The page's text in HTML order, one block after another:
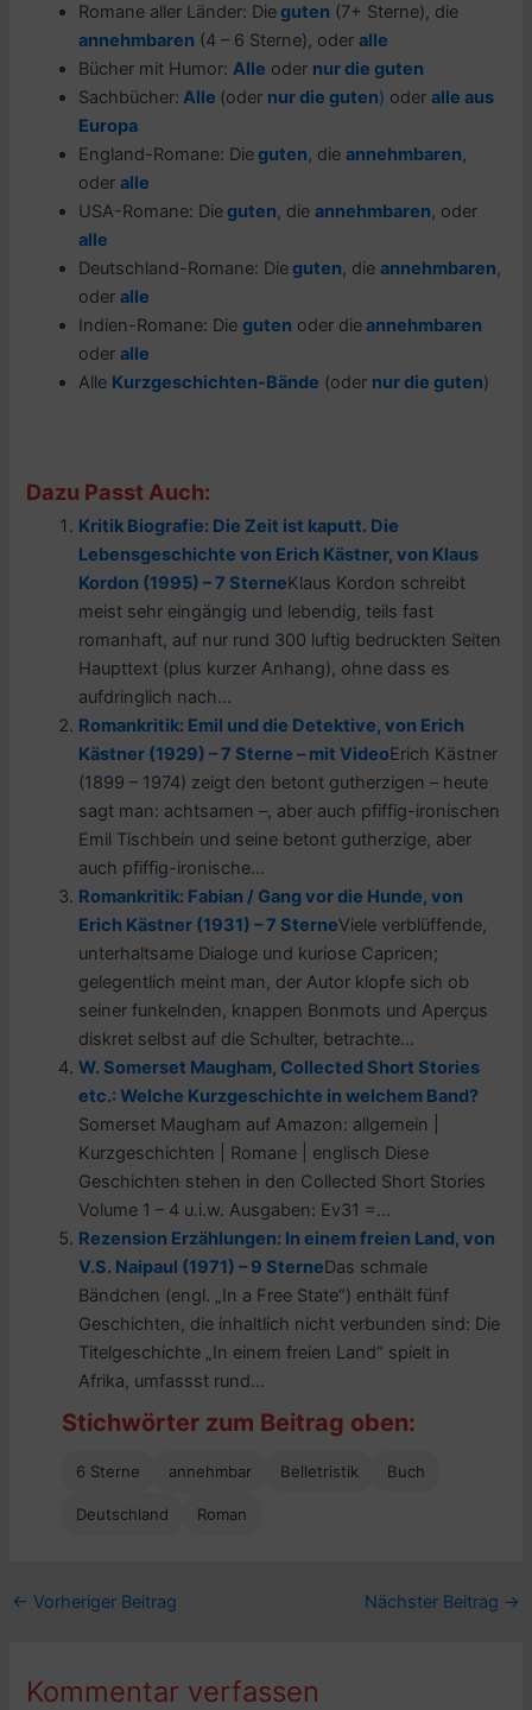
Romane aller Länder: Dieguten (7+ Sterne), die
annehmbaren (4 – 6 Sterne), oderalle
Bücher mit Humor:Alle oder nur die guten
Sachbücher: Alle (oder nur die guten) oderalle aus
Europa
England-Romane: Dieguten, dieannehmbaren,
oderalle
USA-Romane: Dieguten, dieannehmbaren, oder
alle
Deutschland-Romane: Dieguten, dieannehmbaren,
oderalle
Indien-Romane: Dieguten oder dieannehmbaren
oderalle
Alle Kurzgeschichten-Bände (oder nur die guten)
Dazu Passt Auch:
Kritik Biografie: Die Zeit ist kaputt. Die
Lebensgeschichte von Erich Kästner, von Klaus
Kordon (1995) – 7 SterneKlaus Kordon schreibt
meist sehr eingängig und lebendig, teils fast
romanhaft, auf nur rund 300 luftig bedruckten Seiten
Haupttext (plus kurzer Anhang), ohne dass es
aufdringlich nach...
Romankritik: Emil und die Detektive, von Erich
Kästner (1929) – 7 Sterne – mit VideoErich Kästner
(1899 – 1974) zeigt den betont gutherzigen – heute
sagt man: achtsamen –, aber auch pfiffig-ironischen
Emil Tischbein und seine betont gutherzige, aber
auch pfiffig-ironische...
Romankritik: Fabian / Gang vor die Hunde, von
Erich Kästner (1931) – 7 SterneViele verblüffende,
unterhaltsame Dialoge und kuriose Capricen;
gelegentlich meint man, der Autor klopfe sich ob
seiner funkelnden, knappen Bonmots und Aperçus
diskret selbst auf die Schulter, betrachte...
W. Somerset Maugham, Collected Short Stories
etc.: Welche Kurzgeschichte in welchem Band?
Somerset Maugham auf Amazon: allgemein |
Kurzgeschichten | Romane | englisch Diese
Geschichten stehen in den Collected Short Stories
Volume 1 – 4 u.i.w. Ausgaben: Ev31 =...
Rezension Erzählungen: In einem freien Land, von
V.S. Naipaul (1971) – 9 SterneDas schmale
Bändchen (engl. „In a Free State“) enthält fünf
Geschichten, die inhaltlich nicht verbunden sind: Die
Titelgeschichte „In einem freien Land“ spielt in
Afrika, umfassst rund...
Stichwörter zum Beitrag oben:
6 Sterne annehmbar Belletristik Buch
Deutschland Roman
← Vorheriger Beitrag Nächster Beitrag →
Kommentar verfassen